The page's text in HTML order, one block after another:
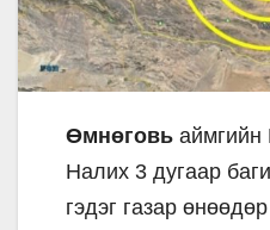
Өмнөговь
Налих 3 дугаар
гэдэг газар